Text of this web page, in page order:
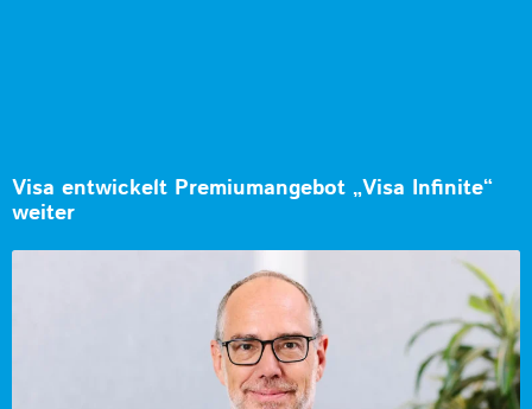
Visa entwickelt Premiumangebot „Visa Infinite“
weiter